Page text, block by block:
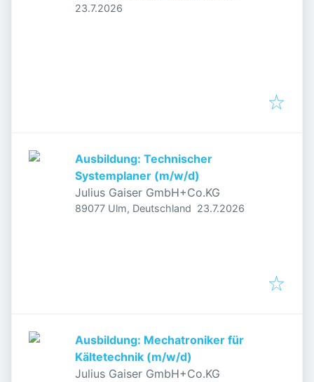
Deutschland
Veröffentlicht
23.7.2026
Ausbildung: Technischer
Systemplaner (m/w/d)
Julius Gaiser GmbH+Co.KG
89077 Ulm, Deutschland Veröffentlicht
23.7.2026
Ausbildung: Mechatroniker für
Kältetechnik (m/w/d)
Julius Gaiser GmbH+Co.KG